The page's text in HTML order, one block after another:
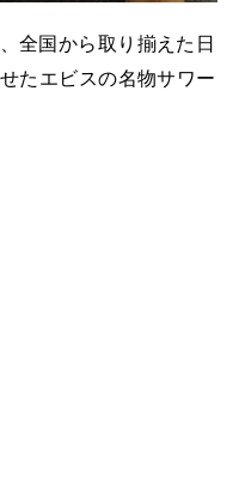
全国から取り揃えた日
たエビスの名物サワー